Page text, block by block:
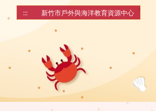
::: 新竹市戶外與海洋教育資源中心